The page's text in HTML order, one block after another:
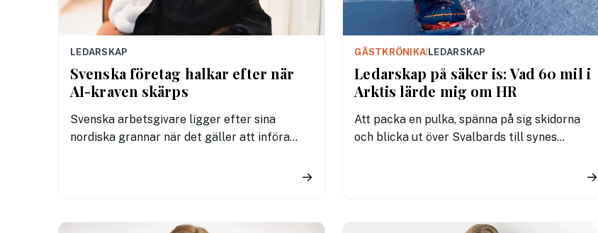
LEDARSKAP
Svenska företag halkar efter när
AI-kraven skärps
Svenska arbetsgivare ligger efter sina
nordiska grannar när det gäller att införa
användas i arbetet.
→
GÄSTKRÖNIKA LEDARSKAP
Ledarskap på säker is: Vad 60 mil i
Arktis lärde mig om HR
Att packa en pulka, spänna på sig skidorna
och blicka ut över Svalbards till synes
stormar och frystorkad mat. Det blev en
→